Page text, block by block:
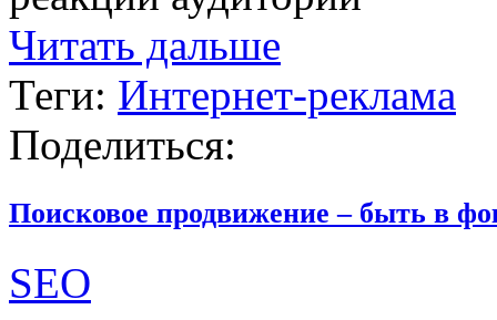
Читать дальше
Теги: Интернет-реклама
Поделиться:
Поисковое продвижение – быть в
SEO